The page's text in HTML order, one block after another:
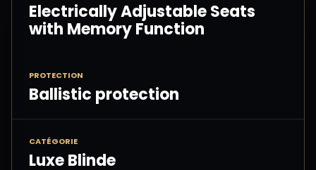
Electrically Adjustable Seats
with Memory Function
PROTECTION
Ballistic protection
CATÉGORIE
Luxe Blinde